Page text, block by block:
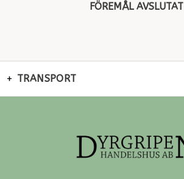
FÖREMÅL AVSLUTAT
TRANSPORT